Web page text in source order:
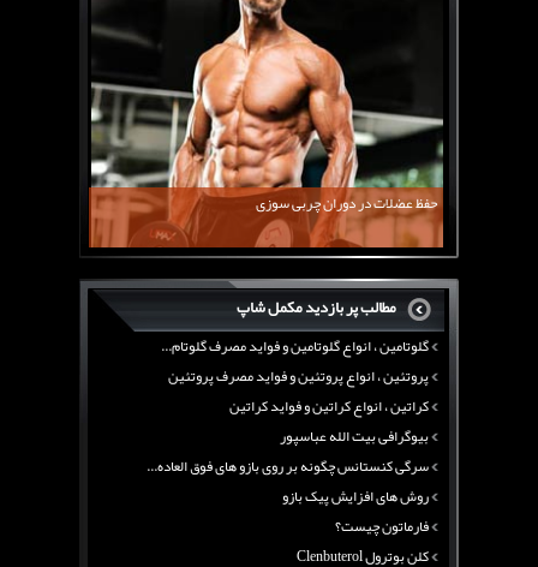
حفظ عضلات در دوران چربی سوزی
مطالب پر بازدید مکمل شاپ
سرگی کنستانس چگونه بر روی بازو های فوق العاده...
روش های افزایش پیک بازو
فارماتون چیست؟
کلن بوترول Clenbuterol
CJC1295 | سی جی سی 1295
11 توصیه برای کاهش اشتها
معرفی یک برنامه غذایی جامع برای افزایش قد
چربی سوزی با چای سبز
بیوگرافی علی تبریزی
منابع پروتئینی غیر گوشتی
آرژنین ، فواید آرژنین و نقش آرژنین در بدن
گلوتامین ، انواع گلوتامین و فواید مصرف گلوتام...
پروتئین ، انواع پروتئین و فواید مصرف پروتئین
کراتین ، انواع کراتین و فواید کراتین
بیوگرافی بیت الله عباسپور
سرگی کنستانس چگونه بر روی بازو های فوق العاده...
روش های افزایش پیک بازو
فارماتون چیست؟
کلن بوترول Clenbuterol